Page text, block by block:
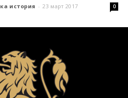
история - 23 март 2017 0